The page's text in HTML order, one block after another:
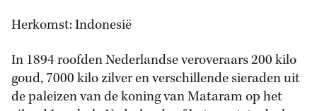
Herkomst: Indonesië
In 1894 roofden Nederlandse veroveraars 200 kilo
goud, 7000 kilo zilver en verschillende sieraden uit
de paleizen van de koning van Mataram op het